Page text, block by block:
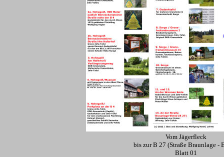
Vom Jägerfleck
bis zur B 27 (Straße Braunlage -
Blatt 01